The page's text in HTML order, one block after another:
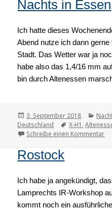
Nachts in Essen
Ich hatte dieses
Abend nutze ich dann
Stadt. Das Wetter war ja
habe also das 1,4/16 mm
bin durch Altenessen
Veröffentlicht
am
3. September 2018
Deutschland
Tags
X-H1 ,
Schreibe einen Kommentar
Rostock
Ich habe ja angekündigt,
Lamprechts IR-Workshop
kommt noch ein